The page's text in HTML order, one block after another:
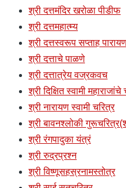
श्री दत्तमंदिर खरोळा पीडीफ
श्री दत्तमहात्म्य
श्री दत्तस्वरूप सप्ताह
श्री दत्ताचे पाळणे
श्री दत्तात्रेय वज्रकवच
श्री दिक्षित स्वामी महाराजांचे
श्री नारायण स्वामी चरित्र
श्री बावनश्लोकी
श्री रंगपादुका यंत्रं
श्री रुद्रप्रश्न
श्री विष्णूसहस्रनामस्तोत्र